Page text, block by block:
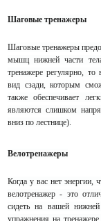
Шаговые тренажеры
Шаговые тренажеры
мышц нижней части
тренажере регулярно,
вид сзади, которым
также обеспечивает
являются слишком
вниз по лестнице).
Велотренажеры
Когда у вас нет энергии,
велотренажер - это
сидеть на вашей
упражнения на